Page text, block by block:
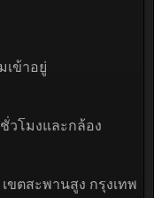
เข้าอยู่
วโมงและกล้อง
ขตสะพานสูง กรุงเทพ